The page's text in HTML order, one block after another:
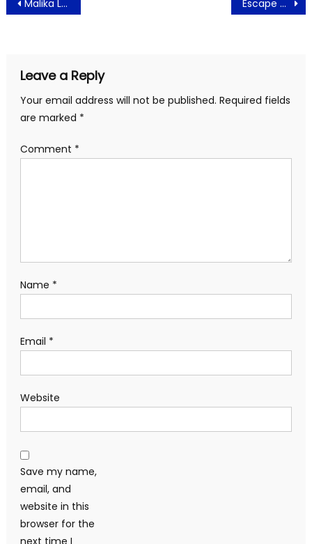
navigation
Malika Louvre Luncurkan Scraf Sinatra Bertema Vintage Escape Now Coffee Sukses Gelar Brand Ambasador Coffee Hunt 2020
Leave a Reply
Your email address will not be published. Required fields
are marked *
Comment *
Name *
Email *
Website
Save my name,
email, and
website in this
browser for the